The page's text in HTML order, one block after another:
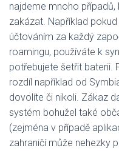
najdeme mnoho
zakázat. Například
účtováním za každý
roamingu, používáte k
potřebujete šetřit baterii.
rozdíl například od
dovolíte či nikoli. Zákaz
systém bohužel také
(zejména v případě
zahraničí může nehezky